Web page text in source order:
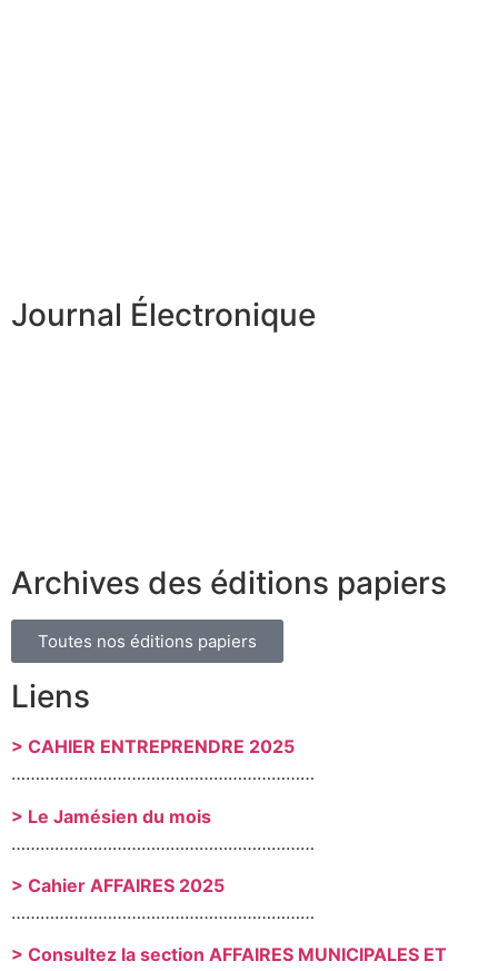
Journal Électronique
Archives des éditions papiers
Toutes nos éditions papiers
Liens
> CAHIER ENTREPRENDRE 2025
………………………………………………………
> Le Jamésien du mois
………………………………………………………
> Cahier AFFAIRES 2025
………………………………………………………
> Consultez la section AFFAIRES MUNICIPALES ET